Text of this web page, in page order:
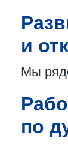
и
Мы
по